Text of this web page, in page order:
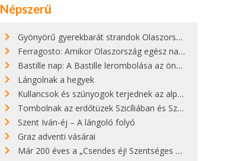
Népszerű
Gyönyörű gyerekbarát strandok Olaszországban - megmutatjuk a 15 legjobbat
Ferragosto: Amikor Olaszország egész nap nyaral
Bastille nap: A Bastille lerombolása az önkényuralom végét jelentette
Lángolnak a hegyek
Kullancsok és szúnyogok terjednek az alpesi legelőkön
Tombolnak az erdőtüzek Szicíliában és Szardínián
Szent Iván-éj – A lángoló folyó
Graz adventi vásárai
Már 200 éves a „Csendes éj! Szentséges éj!”